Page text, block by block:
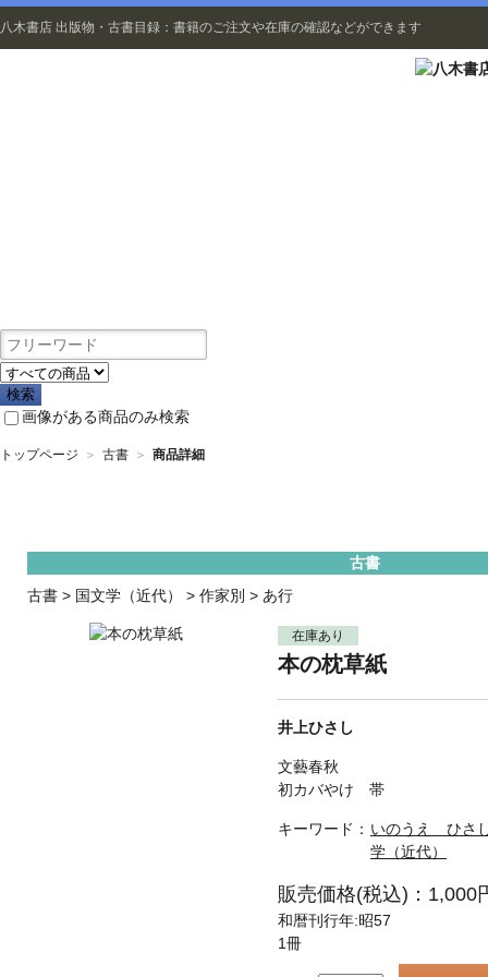
八木書店 出版物・古書目録：書籍のご注文や在庫の確認などができます
画像がある商品のみ検索
トップページ ＞ 古書 ＞ 商品詳細
古書
古書 > 国文学（近代） > 作家別 > あ行
在庫あり
本の枕草紙
井上ひさし
文藝春秋
初カバやけ 帯
キーワード： いのうえ ひさ
学（近代）
販売価格(税込)：1,000
和暦刊行年:昭57
1冊